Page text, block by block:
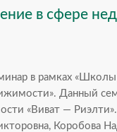
в сфере
в рамках
Данный
«Виват —
Коробова